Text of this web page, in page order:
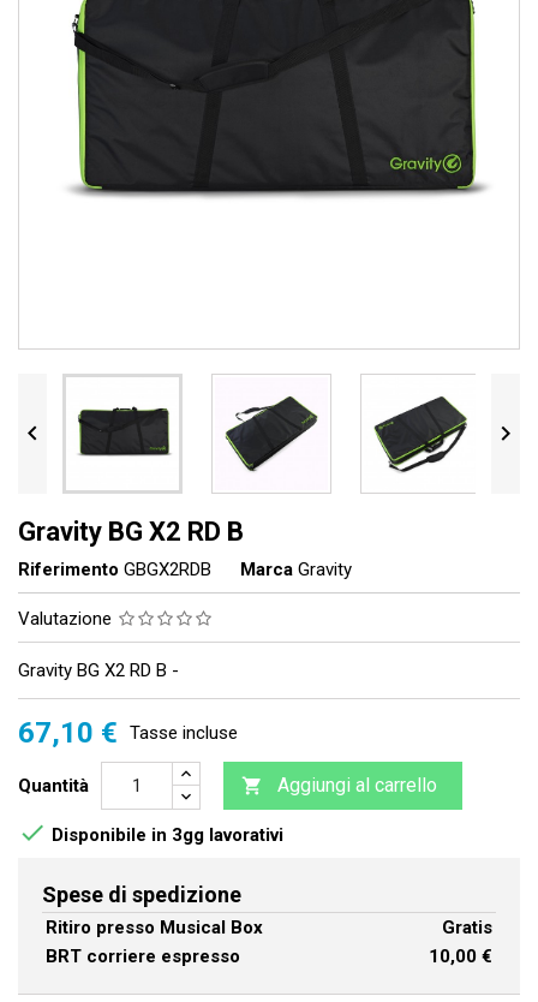
 
Gravity BG X2 RD B
Riferimento GBGX2RDB Marca Gravity
Valutazione
Gravity BG X2 RD B -
67,10 € Tasse incluse
Quantità  Aggiungi al carrello
 Disponibile in 3gg lavorativi
Spese di spedizione
Ritiro presso Musical Box
Gratis
BRT corriere espresso
10,00 €